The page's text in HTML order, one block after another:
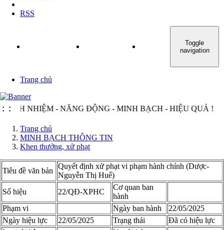
RSS
TIN TỨC - SỰ KIỆN
Toggle
navigation
Trang chủ
: : NHIỆM - NĂNG ĐỘNG - MINH BẠCH - HIỆU QUẢ !
Trang chủ
MINH BẠCH THÔNG TIN
Khen thưởng, xử phạt
Tiêu đề văn bản
Quyết định xử phạt vi phạm hành chính (Dược-
Nguyễn Thị Huế)
Số hiệu
22/QĐ-XPHC
Cơ quan ban
hành
Phạm vi
Ngày ban hành
22/05/2025
Ngày hiệu lực
22/05/2025 Trạng thái
Đã có hiệu lực